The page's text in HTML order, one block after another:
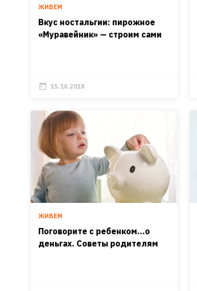
ЖИВЕМ
Вкус ностальгии: пирожное
«Муравейник» — строим сами
15.10.2018
ЖИВЕМ
Поговорите с ребенком…о
деньгах. Советы родителям